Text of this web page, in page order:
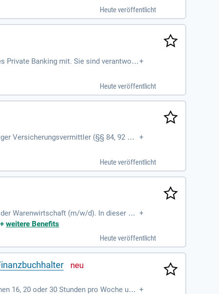
Heute veröffentlicht
Private Banking mit. Sie sind verantwortl
Ihre ausgeprägte Beratungskompete
bauen Ihren Kundenstamm effektiv a
+
Heute veröffentlicht
Versicherungsvermittler (§§ 84, 92 HG
und ein selbstbestimmtes Einko
Nutze die starken Markenr
Werde Teil eines etablierten Unternehme
+
Heute veröffentlicht
Warenwirtschaft (m/w/d). In dieser Sc
Materialwirtschaft. Ihre Aufgabe u
globalen Patient Care Einkauf ist ebenfall
geltender Normen.
+
+weitere Benefits
Heute veröffentlicht
16, 20 oder 30 Stunden pro Woche und +